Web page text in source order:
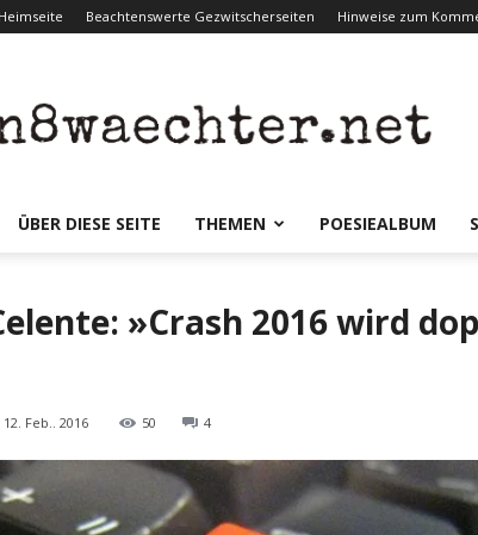
Heimseite Beachtenswerte Gezwitscherseiten Hinweise zum
ÜBER DIESE SEITE THEMEN POESIEALBUM
»Crash 2016 wird
12. Feb.. 2016 50 4